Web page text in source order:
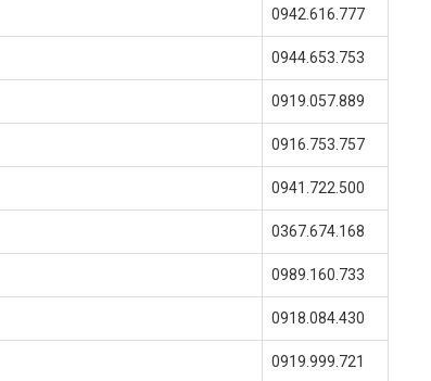
0942.616.777
0944.653.753
0919.057.889
0916.753.757
0941.722.500
0367.674.168
0989.160.733
0918.084.430
0919.999.721